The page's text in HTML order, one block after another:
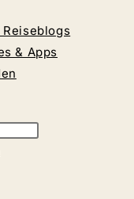
& Apps
Press